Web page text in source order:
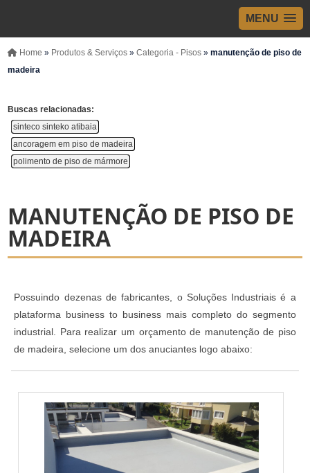
MENU
Home » Produtos & Serviços»Categoria - Pisos»manutenção de piso de
madeira
Buscas relacionadas:
sinteco sinteko atibaia
ancoragem em piso de madeira
polimento de piso de mármore
MANUTENÇÃO DE PISO DE
MADEIRA
Possuindo dezenas de fabricantes, o Soluções Industriais é a
plataforma business to business mais completo do segmento
industrial. Para realizar um orçamento de manutenção de piso
de madeira, selecione um dos anuciantes logo abaixo: